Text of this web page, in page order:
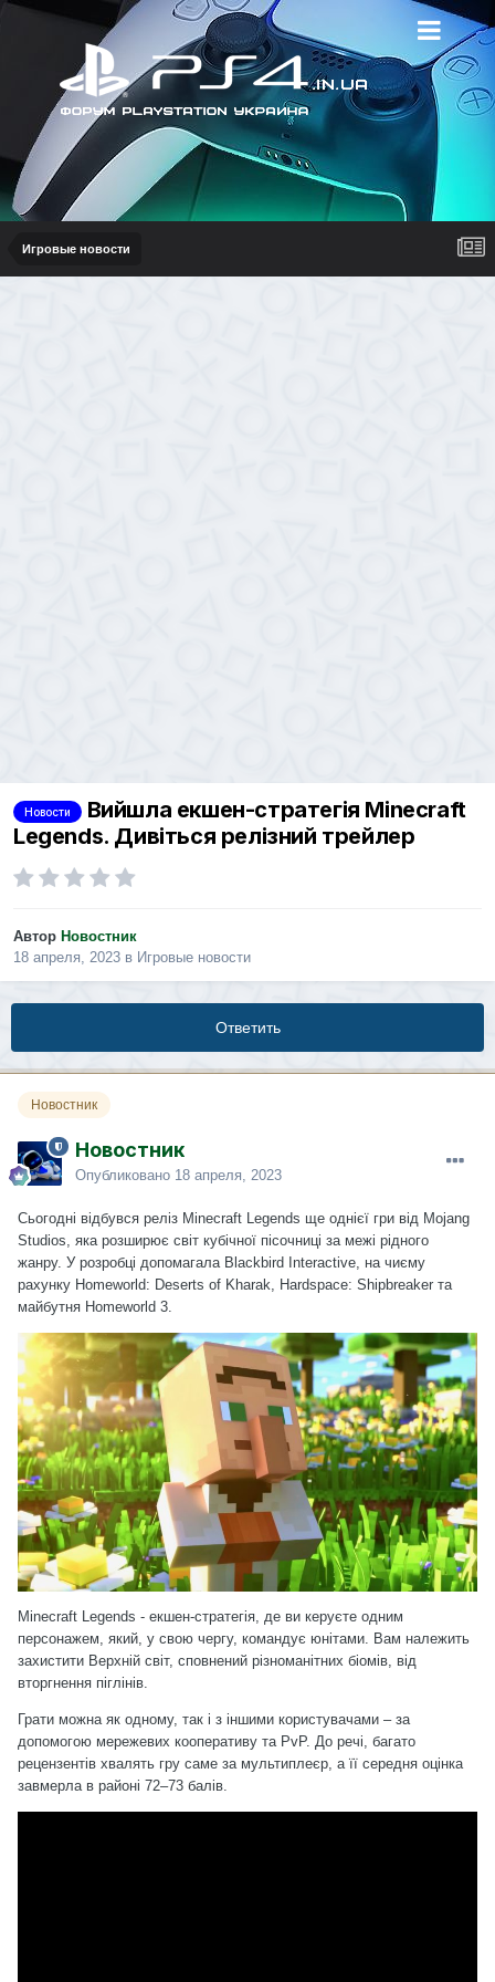
Игровые новости
Новости
Вийшла екшен-стратегія Minecraft
Legends. Дивіться релізний трейлер
Автор Новостник
18 апреля, 2023 в Игровые новости
Ответить
Новостник
Новостник
Опубликовано 18 апреля, 2023
Сьогодні відбувся реліз Minecraft Legends ще однієї гри від Mojang
Studios, яка розширює світ кубічної пісочниці за межі рідного
жанру. У розробці допомагала Blackbird Interactive, на чиєму
рахунку Homeworld: Deserts of Kharak, Hardspace: Shipbreaker та
майбутня Homeworld 3.
Minecraft Legends - екшен-стратегія, де ви керуєте одним
персонажем, який, у свою чергу, командує юнітами. Вам належить
захистити Верхній світ, сповнений різноманітних біомів, від
вторгнення піглінів.
Грати можна як одному, так і з іншими користувачами – за
допомогою мережевих кооперативу та PvP. До речі, багато
рецензентів хвалять гру саме за мультиплеєр, а її середня оцінка
завмерла в районі 72–73 балів.